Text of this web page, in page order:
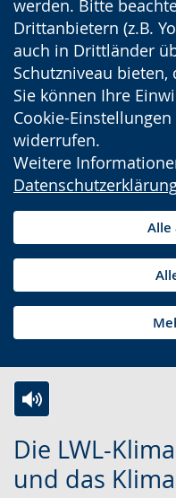
werden. Bitte
Drittanbietern (z.B.
auch in Drittländer
Schutzniveau bieten,
Sie können Ihre
Cookie-
widerrufen.
Weitere
Alle
Die LWL-
und das
Leichten
Sprache
Audio-
Unterstützung.
Video
in